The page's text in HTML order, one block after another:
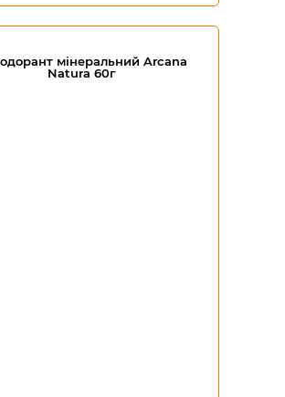
мінеральний Arcana
Natura 60г